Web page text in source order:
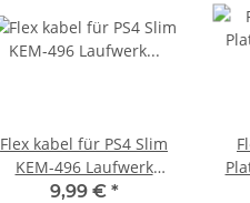
Flex kabel für PS4 Slim
KEM-496 Laufwerk
Einzugsmotor zu
9,99 € *